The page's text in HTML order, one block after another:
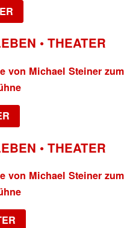
• THEATER
von Michael Steiner zum
• THEATER
von Michael Steiner zum